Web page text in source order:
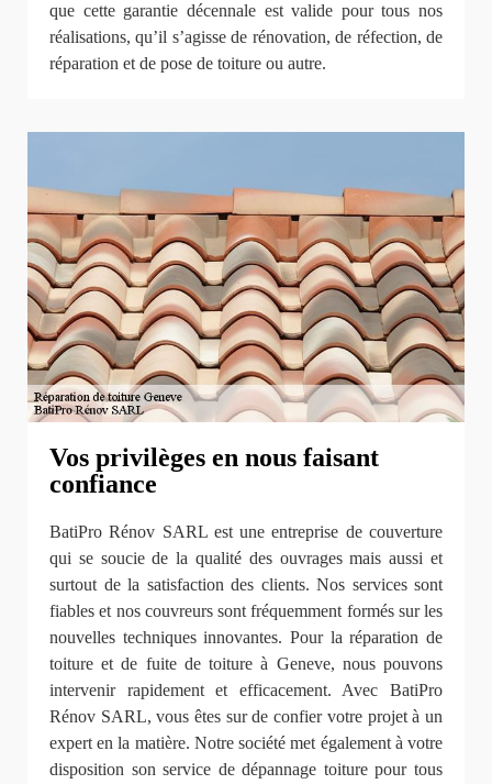
que cette garantie décennale est valide pour tous nos
réalisations, qu’il s’agisse de rénovation, de réfection, de
réparation et de pose de toiture ou autre.
Vos privilèges en nous faisant
confiance
BatiPro Rénov SARL est une entreprise de couverture
qui se soucie de la qualité des ouvrages mais aussi et
surtout de la satisfaction des clients. Nos services sont
fiables et nos couvreurs sont fréquemment formés sur les
nouvelles techniques innovantes. Pour la réparation de
toiture et de fuite de toiture à Geneve, nous pouvons
intervenir rapidement et efficacement. Avec BatiPro
Rénov SARL, vous êtes sur de confier votre projet à un
expert en la matière. Notre société met également à votre
disposition son service de dépannage toiture pour tous